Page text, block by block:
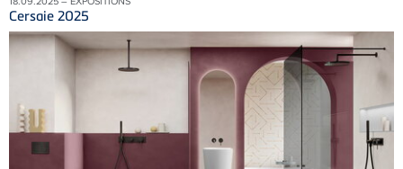
Cersaie 2025